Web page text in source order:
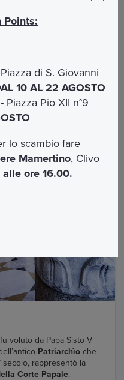
voluto da Papa Sisto V
Patriarchìo che
secolo, rappresentò la
Corte Papale.
Points:
di S. Giovanni
10 AL 22 AGOSTO
Piazza Pio XII n°9
lo scambio fare
Mamertino, Clivo
alle ore 16.00.